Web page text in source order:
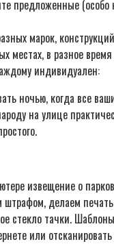
предложенные (особо
марок,
местах, в разное время
индивидуален:
ночью, когда все
на улице
извещение о
делаем
стекло тачки.
или